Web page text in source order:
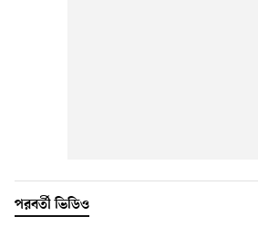
পরবর্তী ভিডিও